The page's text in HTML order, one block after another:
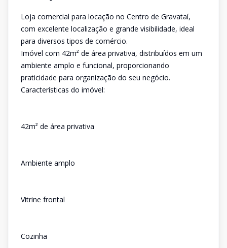
Loja comercial para locação no Centro de Gravataí,
com excelente localização e grande visibilidade, ideal
para diversos tipos de comércio.
Imóvel com 42m² de área privativa, distribuídos em um
ambiente amplo e funcional, proporcionando
praticidade para organização do seu negócio.
Características do imóvel:
42m² de área privativa
Ambiente amplo
Vitrine frontal
Cozinha